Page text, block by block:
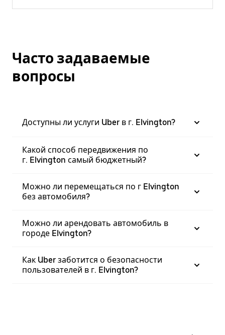
Часто задаваемые
вопросы
Доступны ли услуги Uber в г. Elvington?
Какой способ передвижения по
г. Elvington самый бюджетный?
Можно ли перемещаться по г Elvington
без автомобиля?
Можно ли арендовать автомобиль в
городе Elvington?
Как Uber заботится о безопасности
пользователей в г. Elvington?